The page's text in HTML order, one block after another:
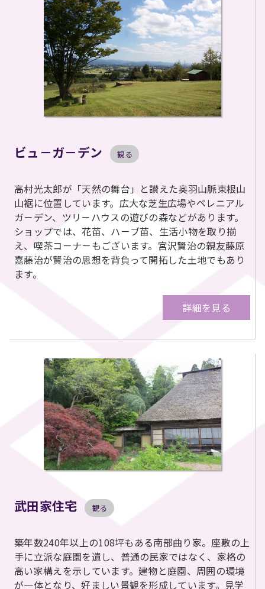
ビュ－ガ－デン 観る
高村光太郎が「天然の舞台」と讃えた奥羽山脈東根山
山裾に位置しています。広大な芝生広場やペレニアル
ガ－デン、ツリ－ハウスの遊びの森などがあります。
ショップでは、花苗、ハ－ブ苗、生活小物を取り揃
え、喫茶コ－ナ－もございます。宮沢賢治の親友藤原
嘉藤治が賢治の思想を背負って開拓した土地でもあり
ます。
詳細を見る
武田家住宅 観る
築年数240年以上の108坪もある南部曲り家。座敷の上
手に立派な庭園を遺し、普通の民家ではなく、家格の
高い家構えを示しています。建物と庭園、周囲の環境
が一体となり、好ましい景観を形成しています。見学